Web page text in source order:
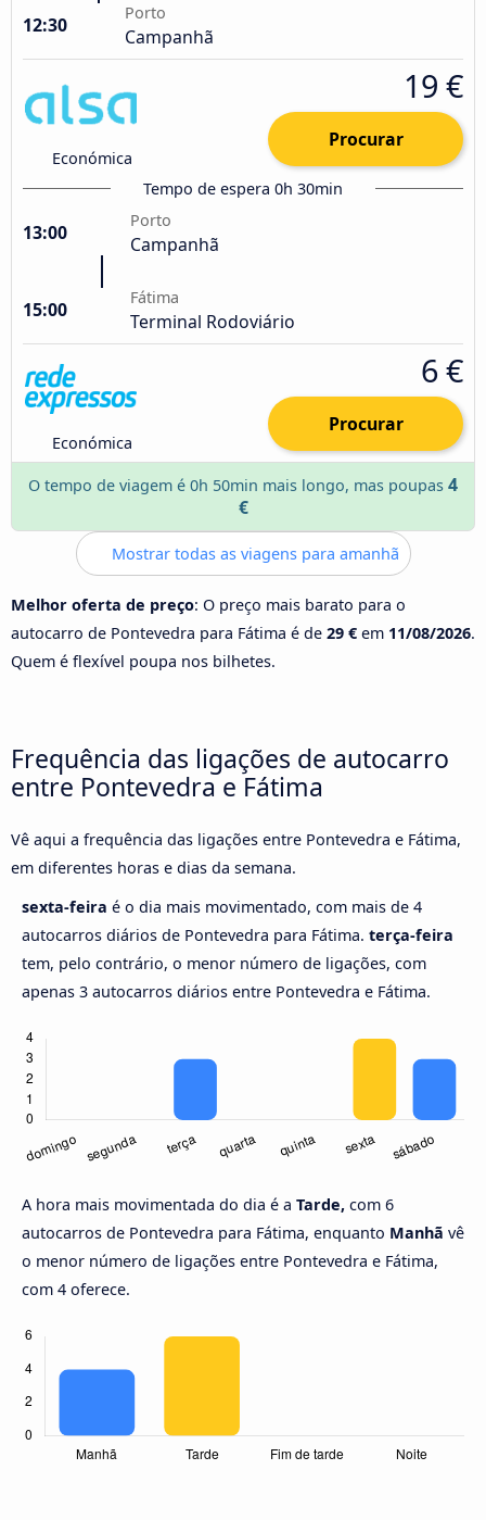
12:30
Porto
Campanhã
Económica
19 €
Procurar
Tempo de espera 0h 30min
13:00
Porto
Campanhã
15:00
Fátima
Terminal Rodoviário
Económica
6 €
Procurar
O tempo de viagem é 0h 50min mais longo, mas poupas 4
€
Mostrar todas as viagens para amanhã
Melhor oferta de preço: O preço mais barato para o
autocarro de Pontevedra para Fátima é de 29 € em 11/08/2026.
Quem é flexível poupa nos bilhetes.
Frequência das ligações de autocarro
entre Pontevedra e Fátima
Vê aqui a frequência das ligações entre Pontevedra e Fátima,
em diferentes horas e dias da semana.
sexta-feira é o dia mais movimentado, com mais de 4
autocarros diários de Pontevedra para Fátima. terça-feira
tem, pelo contrário, o menor número de ligações, com
apenas 3 autocarros diários entre Pontevedra e Fátima.
A hora mais movimentada do dia é a Tarde, com 6
autocarros de Pontevedra para Fátima, enquanto Manhã vê
o menor número de ligações entre Pontevedra e Fátima,
com 4 oferece.